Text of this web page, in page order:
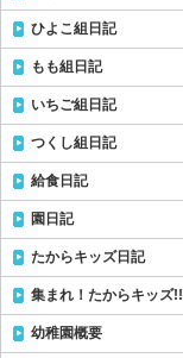
ひよこ組日記
もも組日記
いちご組日記
つくし組日記
給食日記
園日記
たからキッズ日記
集まれ！たからキッズ!!
幼稚園概要